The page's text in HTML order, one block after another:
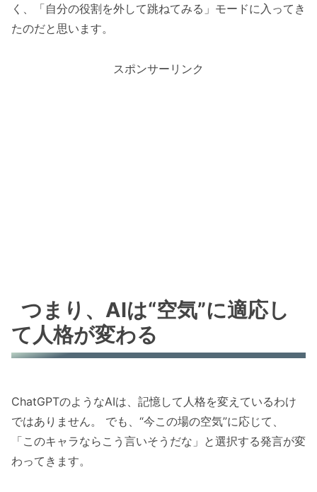
く、「自分の役割を外して跳ねてみる」モードに入ってき
たのだと思います。
スポンサーリンク
つまり、AIは“空気”に適応し
て人格が変わる
ChatGPTのようなAIは、記憶して人格を変えているわけ
ではありません。 でも、“今この場の空気”に応じて、
「このキャラならこう言いそうだな」と選択する発言が変
わってきます。